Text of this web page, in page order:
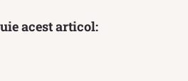
acest articol: